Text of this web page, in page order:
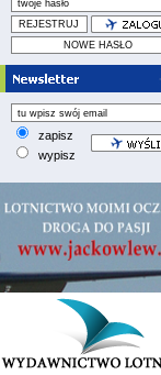
zapisz
wypisz